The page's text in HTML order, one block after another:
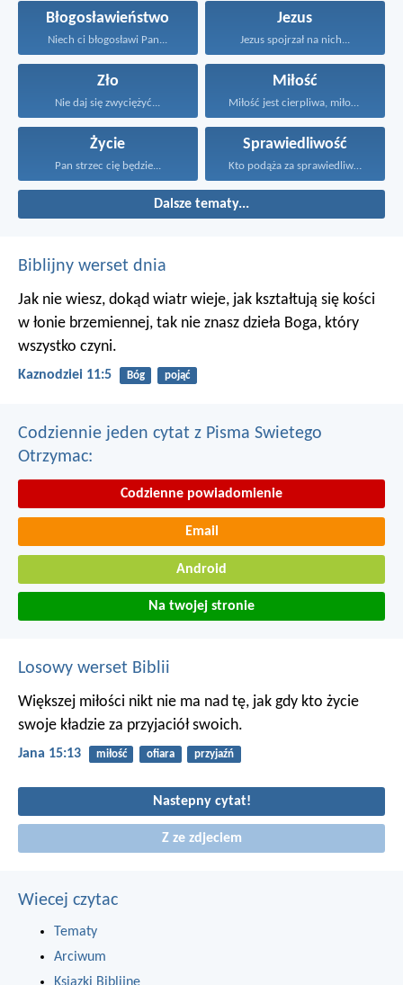
Błogosławieństwo
Niech ci błogosławi Pan...
Jezus
Jezus spojrzał na nich...
Zło
Nie daj się zwyciężyć...
Miłość
Miłość jest cierpliwa, miłość...
Życie
Pan strzec cię będzie...
Sprawiedliwość
Kto podąża za sprawiedliwością...
Dalsze tematy...
Biblijny werset dnia
Jak nie wiesz, dokąd wiatr wieje, jak kształtują się kości
w łonie brzemiennej, tak nie znasz dzieła Boga, który
wszystko czyni.
Kaznodziei 11:5 Bóg pojąć
Codziennie jeden cytat z Pisma Swietego
Otrzymac:
Codzienne powiadomienie
Email
Android
Na twojej stronie
Losowy werset Biblii
Większej miłości nikt nie ma nad tę, jak gdy kto życie
swoje kładzie za przyjaciół swoich.
Jana 15:13 miłość ofiara przyjaźń
Nastepny cytat!
Z ze zdjeciem
Wiecej czytac
Tematy
Arciwum